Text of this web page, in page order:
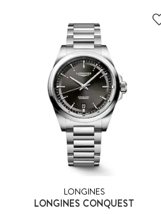
LONGINES
LONGINES CONQUEST